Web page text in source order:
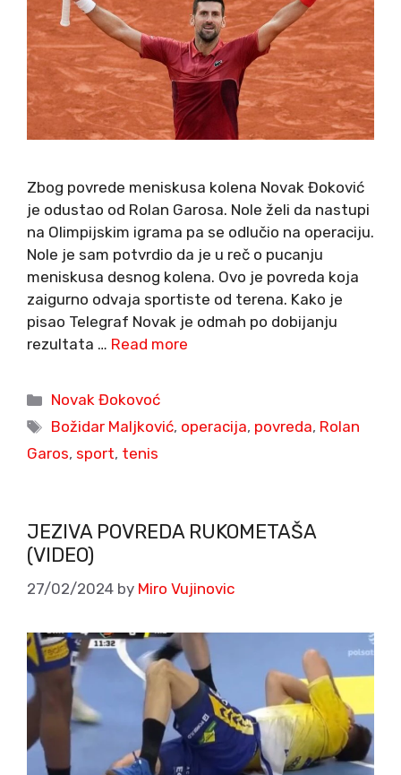
Zbog povrede meniskusa kolena Novak Đoković
je odustao od Rolan Garosa. Nole želi da nastupi
na Olimpijskim igrama pa se odlučio na operaciju.
Nole je sam potvrdio da je u reč o pucanju
meniskusa desnog kolena. Ovo je povreda koja
zaigurno odvaja sportiste od terena. Kako je
pisao Telegraf Novak je odmah po dobijanju
rezultata … Read more
Categories
Novak Đokovoć
Tags
Božidar Maljković, operacija, povreda, Rolan
Garos, sport, tenis
JEZIVA POVREDA RUKOMETAŠA
(VIDEO)
27/02/2024 by Miro Vujinovic